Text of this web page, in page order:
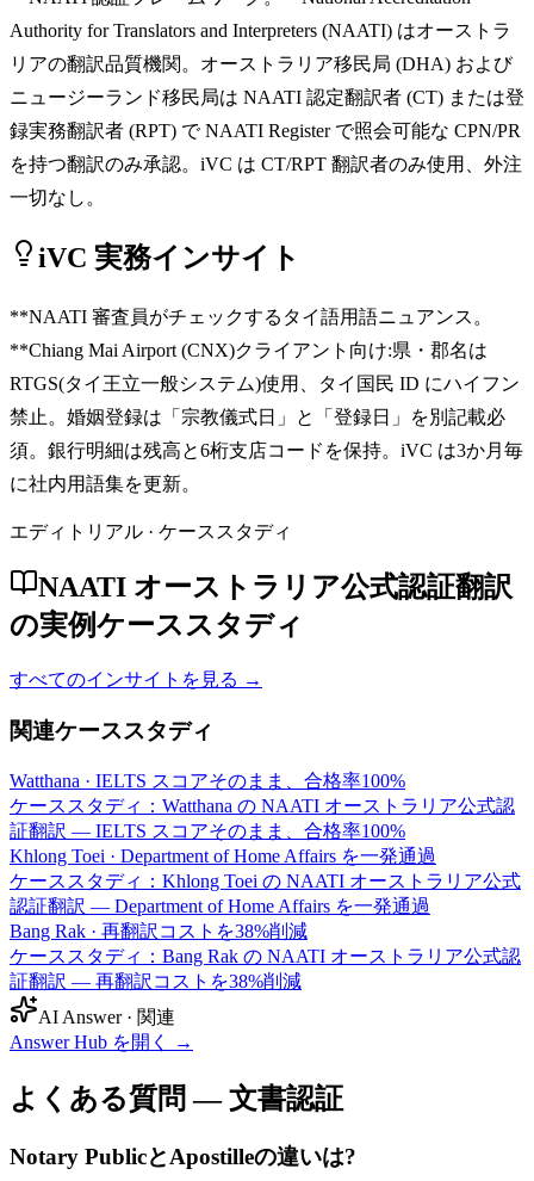
Authority for Translators and Interpreters (NAATI) はオーストラ
リアの翻訳品質機関。オーストラリア移民局 (DHA) および
ニュージーランド移民局は NAATI 認定翻訳者 (CT) または登
録実務翻訳者 (RPT) で NAATI Register で照会可能な CPN/PR
を持つ翻訳のみ承認。iVC は CT/RPT 翻訳者のみ使用、外注
一切なし。
iVC 実務インサイト
**NAATI 審査員がチェックするタイ語用語ニュアンス。
**Chiang Mai Airport (CNX)クライアント向け:県・郡名は
RTGS(タイ王立一般システム)使用、タイ国民 ID にハイフン
禁止。婚姻登録は「宗教儀式日」と「登録日」を別記載必
須。銀行明細は残高と6桁支店コードを保持。iVC は3か月毎
に社内用語集を更新。
エディトリアル · ケーススタディ
NAATI オーストラリア公式認証翻訳
の実例ケーススタディ
すべてのインサイトを見る →
関連ケーススタディ
Watthana · IELTS スコアそのまま、合格率100%
ケーススタディ：Watthana の NAATI オーストラリア公式認
証翻訳 — IELTS スコアそのまま、合格率100%
Khlong Toei · Department of Home Affairs を一発通過
ケーススタディ：Khlong Toei の NAATI オーストラリア公式
認証翻訳 — Department of Home Affairs を一発通過
Bang Rak · 再翻訳コストを38%削減
ケーススタディ：Bang Rak の NAATI オーストラリア公式認
証翻訳 — 再翻訳コストを38%削減
AI Answer · 関連
Answer Hub を開く
→
よくある質問 — 文書認証
Notary PublicとApostilleの違いは?